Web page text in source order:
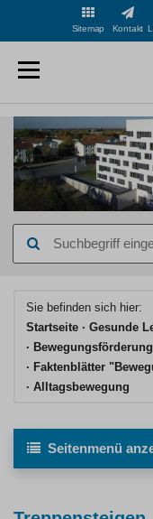
Sitemap Kontakt
eingeben
Sie befinden sich hier:
Startseite
Gesunde
Bewegungsförderung
Faktenblätter
Alltagsbewegung
Seitenmenü